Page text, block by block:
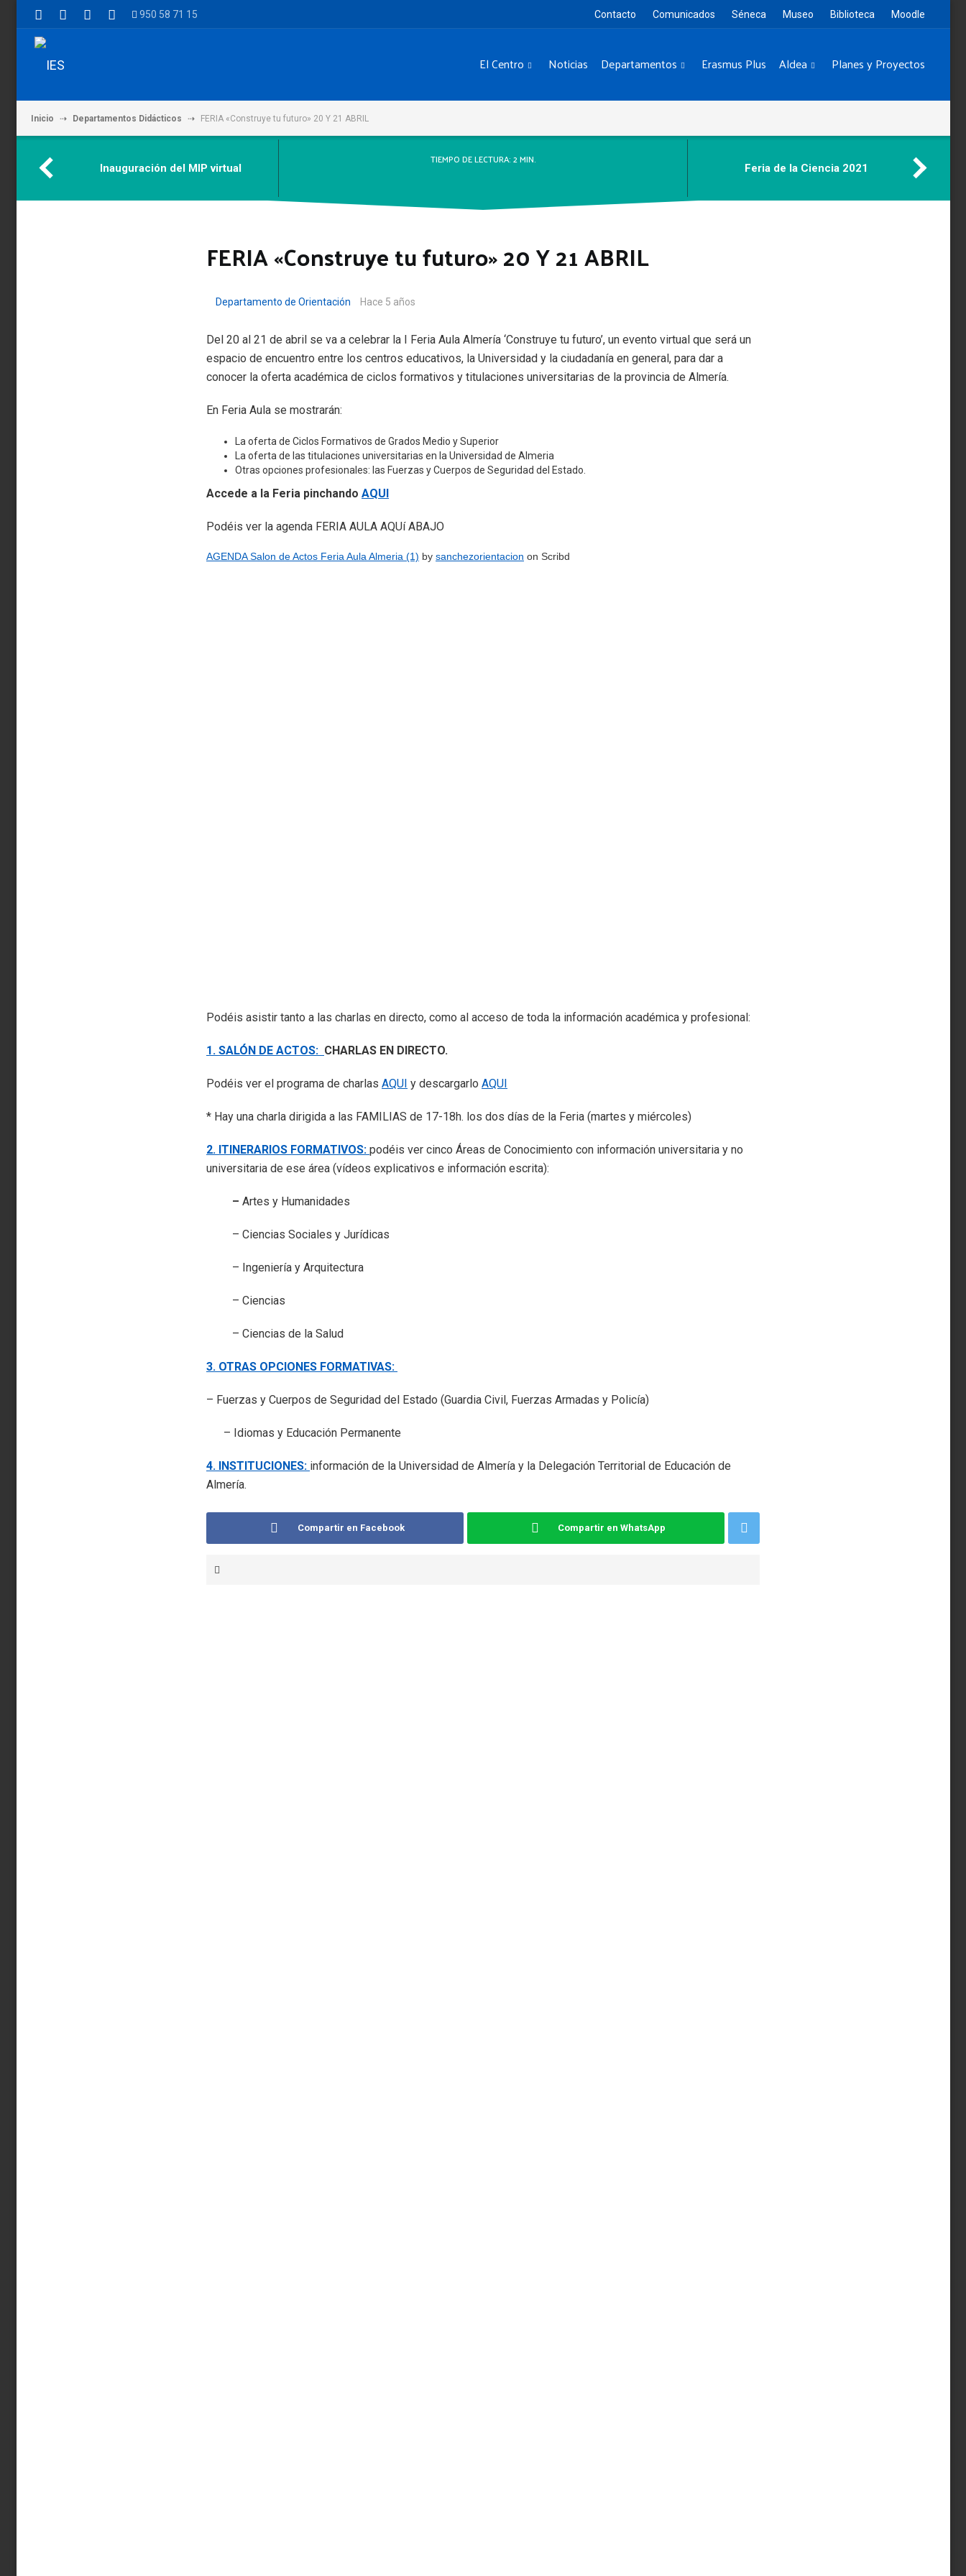
950 58 71 15 Contacto Comunicados Séneca Museo Biblioteca Moodle
El Centro Noticias Departamentos Erasmus Plus Aldea Planes y Proyectos
Inicio Departamentos Didácticos FERIA «Construye tu futuro» 20 Y 21 ABRIL
Inauguración del MIP virtual
TIEMPO DE LECTURA:2MIN.
Feria de la Ciencia 2021
FERIA «Construye tu futuro» 20 Y 21 ABRIL
Departamento de Orientación Hace 5 años
Del 20 al 21 de abril se va a celebrar la I Feria Aula Almería ‘Construye tu futuro’, un evento virtual que será un
espacio de encuentro entre los centros educativos, la Universidad y la ciudadanía en general, para dar a
conocer la oferta académica de ciclos formativos y titulaciones universitarias de la provincia de Almería.
En Feria Aula se mostrarán:
La oferta de Ciclos Formativos de Grados Medio y Superior
La oferta de las titulaciones universitarias en la Universidad de Almeria
Otras opciones profesionales: las Fuerzas y Cuerpos de Seguridad del Estado.
Accede a la Feria pinchando AQUI
Podéis ver la agenda FERIA AULA AQUí ABAJO
AGENDA Salon de Actos Feria Aula Almeria (1) by sanchezorientacion on Scribd
Podéis asistir tanto a las charlas en directo, como al acceso de toda la información académica y profesional:
1. SALÓN DE ACTOS: CHARLAS EN DIRECTO.
Podéis ver el programa de charlas AQUI y descargarlo AQUI
* Hay una charla dirigida a las FAMILIAS de 17-18h. los dos días de la Feria (martes y miércoles)
2. ITINERARIOS FORMATIVOS: podéis ver cinco Áreas de Conocimiento con información universitaria y no
universitaria de ese área (vídeos explicativos e información escrita):
– Artes y Humanidades
– Ciencias Sociales y Jurídicas
– Ingeniería y Arquitectura
– Ciencias
– Ciencias de la Salud
3. OTRAS OPCIONES FORMATIVAS:
– Fuerzas y Cuerpos de Seguridad del Estado (Guardia Civil, Fuerzas Armadas y Policía)
– Idiomas y Educación Permanente
4. INSTITUCIONES: información de la Universidad de Almería y la Delegación Territorial de Educación de
Almería.
Compartir en Facebook Compartir en WhatsApp